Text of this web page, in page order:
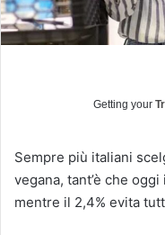
Getting your
Sempre più italiani
vegana, tant’è che
mentre il 2,4% evita